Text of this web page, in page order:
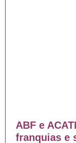
ABF e
franquias e